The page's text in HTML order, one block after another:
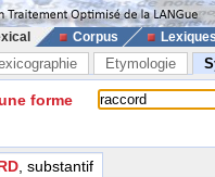
Corpus
Etymologie
forme
, substantif